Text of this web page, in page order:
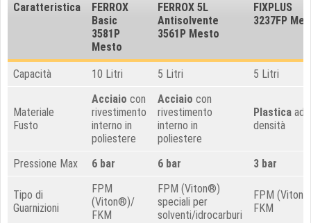
Caratteristica
FERROX
Basic
3581P
Mesto
FERROX 5L
Antisolvente
3561P Mesto
FIXPLUS
3237FP
Capacità 10 Litri 5 Litri 5 Litri
Materiale
Fusto
Acciaio con
rivestimento
interno in
poliestere
Acciaio con
rivestimento
interno in
poliestere
Plastica ad
densità
Pressione Max 6 bar 6 bar 3 bar
Tipo di
Guarnizioni
FPM
(Viton®)/
FKM
FPM (Viton®)
speciali per
solventi/idrocarburi
FPM
FKM